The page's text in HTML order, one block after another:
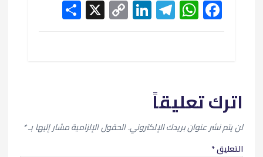
o
k
p
p
m
n
k
F
ac
o
k
W
h
p
p
T
el
a
m
Li
n
C
o
k
X
S
h
اترك تعليقاً
لن يتم نشر عنوان بريدك الإلكتروني.الحقول الإلزامية مشار إليها بـ*
التعليق*